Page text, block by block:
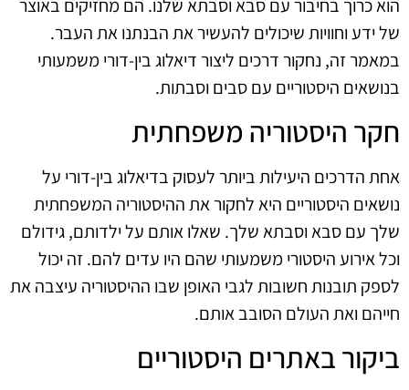
הוא כרוך בחיבור עם סבא וסבתא שלנו. הם מחזיקים באוצר
של ידע וחוויות שיכולים להעשיר את הבנתנו את העבר.
במאמר זה, נחקור דרכים ליצור דיאלוג בין-דורי משמעותי
בנושאים היסטוריים עם סבים וסבתות.
חקר היסטוריה משפחתית
אחת הדרכים היעילות ביותר לעסוק בדיאלוג בין-דורי על
נושאים היסטוריים היא לחקור את ההיסטוריה המשפחתית
שלך עם סבא וסבתא שלך. שאלו אותם על ילדותם, גידולם
וכל אירוע היסטורי משמעותי שהם היו עדים להם. זה יכול
לספק תובנות חשובות לגבי האופן שבו ההיסטוריה עיצבה את
חייהם ואת העולם הסובב אותם.
ביקור באתרים היסטוריים